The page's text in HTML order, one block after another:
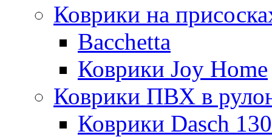
Коврики на
Bacchetta
Коврики Joy Home
Коврики ПВХ в
Коврики Dasch